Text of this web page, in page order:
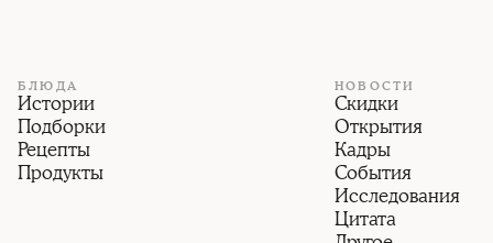
БЛЮДА
Истории
Подборки
Рецепты
Продукты
НОВОСТИ
Скидки
Открытия
Кадры
События
Исследования
Цитата